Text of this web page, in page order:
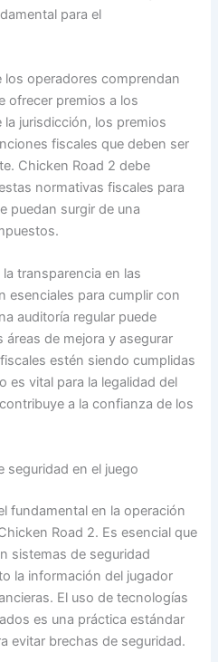
para el
operadores comprendan
ofrecer premios a los
jurisdicción, los premios
fiscales que deben ser
Chicken Road 2 debe
normativas fiscales para
puedan surgir de una
transparencia en las
esenciales para cumplir con
auditoría regular puede
de mejora y asegurar
estén siendo cumplidas
es vital para la legalidad del
a la confianza de los
en el juego
fundamental en la operación
Road 2. Es esencial que
sistemas de seguridad
la información del jugador
El uso de tecnologías
es una práctica estándar
evitar brechas de seguridad.